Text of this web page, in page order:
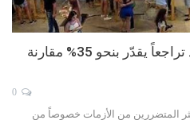
حالياً
الفيدرالي الأميركي «البنك
بعد فترة…